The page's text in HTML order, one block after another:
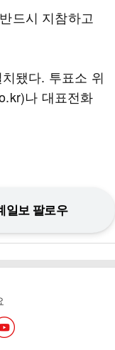
드시 지참하고
됐다. 투표소 위
나 대표전화
일보 팔로우